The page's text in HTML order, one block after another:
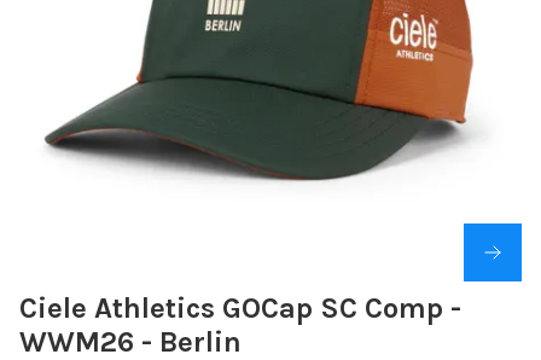
Ciele Athletics GOCap SC Comp -
WWM26 - Berlin